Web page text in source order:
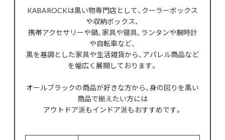
KABAROCKは黒い物専門店として、クーラーボックス
や収納ボックス、
携帯アクセサリーや鍋、家具や寝具、ランタンや腕時計
や自転車など、
黒を基調とした家具や生活雑貨から、アパレル商品など
を幅広く展開しております。
オールブラックの商品が好きな方から、身の回りを黒い
商品で揃えたい方には
アウトドア派もインドア派もおすすめです。